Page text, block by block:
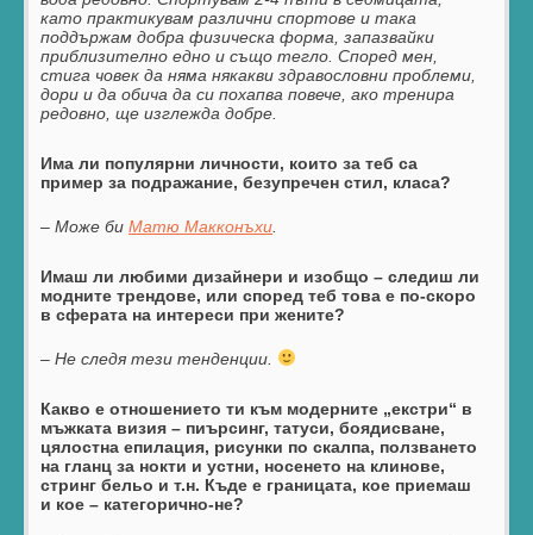
като практикувам различни спортове и така
поддържам добра физическа форма, запазвайки
приблизително едно и също тегло. Според мен,
стига човек да няма някакви здравословни проблеми,
дори и да обича да си похапва повече, ако тренира
редовно, ще изглежда добре.
Има ли популярни личности, които за теб са
пример за подражание, безупречен стил, класа?
– Може биМатю Макконъхи
Имаш ли любими дизайнери и изобщо – следиш ли
модните трендове, или според теб това е по-скоро
в сферата на интереси при жените?
– Не следя тези тенденции.
Какво е отношението ти към модерните „екстри“ в
мъжката визия – пиърсинг, татуси, боядисване,
цялостна епилация, рисунки по скалпа, ползването
на гланц за нокти и устни, носенето на клинове,
стринг бельо и т.н. Къде е границата, кое приемаш
и кое – категорично-не?